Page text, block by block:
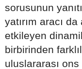
sorusunun
yatırım aracı
etkileyen
birbirinden
uluslararası ons